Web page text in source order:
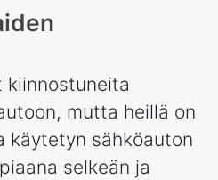
kiinnostuneita
mutta heillä on
käytetyn sähköauton
selkeän ja